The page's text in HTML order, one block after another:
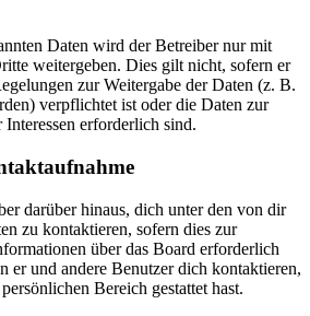
Daten wird der Betreiber nur mit
weitergeben. Dies gilt nicht, sofern er
zur Weitergabe der Daten (z. B.
verpflichtet ist oder die Daten zur
erforderlich sind.
darüber hinaus, dich unter den von dir
zu kontaktieren, sofern dies zur
über das Board erforderlich
er und andere Benutzer dich kontaktieren,
Bereich gestattet hast.